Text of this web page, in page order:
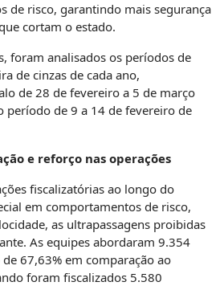
de risco, garantindo mais segurança
cortam o estado.
foram analisados os períodos de
de cinzas de cada ano,
de 28 de fevereiro a 5 de março
período de 9 a 14 de fevereiro de
e reforço nas operações
fiscalizatórias ao longo do
em comportamentos de risco,
as ultrapassagens proibidas
As equipes abordaram 9.354
67,63% em comparação ao
foram fiscalizados 5.580